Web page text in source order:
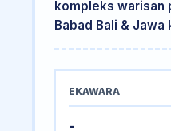
kompleks warisan
Babad Bali & Jawa
EKAWARA
-